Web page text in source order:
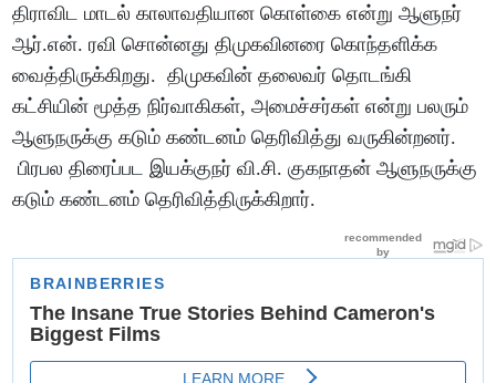
திராவிட மாடல் காலாவதியான கொள்கை என்று ஆளுநர்
ஆர்.என். ரவி சொன்னது திமுகவினரை கொந்தளிக்க
வைத்திருக்கிறது. திமுகவின் தலைவர் தொடங்கி
கட்சியின் மூத்த நிர்வாகிகள், அமைச்சர்கள் என்று பலரும்
ஆளுநருக்கு கடும் கண்டனம் தெரிவித்து வருகின்றனர்.
பிரபல திரைப்பட இயக்குநர் வி.சி. குகநாதன் ஆளுநருக்கு
கடும் கண்டனம் தெரிவித்திருக்கிறார்.